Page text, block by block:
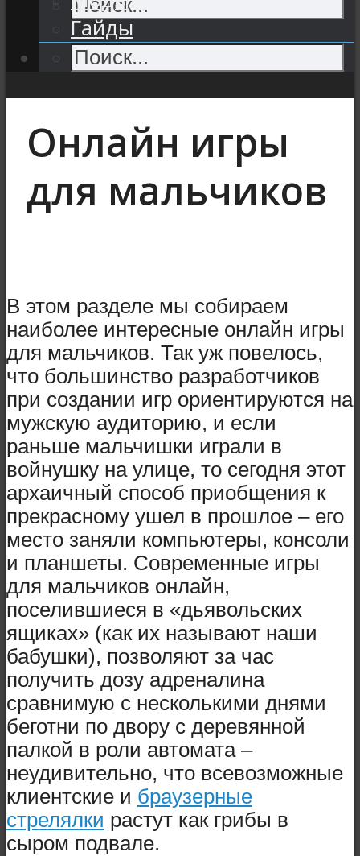
Гайды
Онлайн игры
для мальчиков
В этом разделе мы собираем
наиболее интересные онлайн игры
для мальчиков. Так уж повелось,
что большинство разработчиков
при создании игр ориентируются на
мужскую аудиторию, и если
раньше мальчишки играли в
войнушку на улице, то сегодня этот
архаичный способ приобщения к
прекрасному ушел в прошлое – его
место заняли компьютеры, консоли
и планшеты. Современные игры
для мальчиков онлайн,
поселившиеся в «дьявольских
ящиках» (как их называют наши
бабушки), позволяют за час
получить дозу адреналина
сравнимую с несколькими днями
беготни по двору с деревянной
палкой в роли автомата –
неудивительно, что всевозможные
клиентские и браузерные
стрелялки растут как грибы в
сыром подвале.